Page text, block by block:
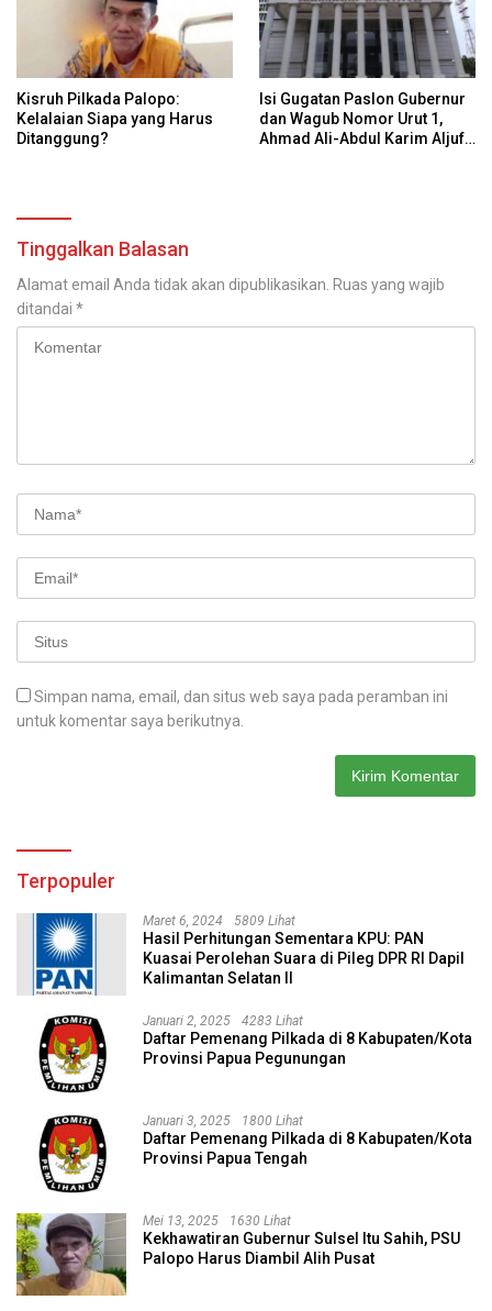
Kisruh Pilkada Palopo:
Kelalaian Siapa yang Harus
Ditanggung?
Isi Gugatan Paslon Gubernur
dan Wagub Nomor Urut 1,
Ahmad Ali-Abdul Karim Aljufri
Tinggalkan Balasan
Alamat email Anda tidak akan dipublikasikan. Ruas yang wajib
ditandai *
Simpan nama, email, dan situs web saya pada peramban ini
untuk komentar saya berikutnya.
Terpopuler
Maret 6, 2024 5809 Lihat
Hasil Perhitungan Sementara KPU: PAN
Kuasai Perolehan Suara di Pileg DPR RI Dapil
Kalimantan Selatan II
Januari 2, 2025 4283 Lihat
Daftar Pemenang Pilkada di 8 Kabupaten/Kota
Provinsi Papua Pegunungan
Januari 3, 2025 1800 Lihat
Daftar Pemenang Pilkada di 8 Kabupaten/Kota
Provinsi Papua Tengah
Mei 13, 2025 1630 Lihat
Kekhawatiran Gubernur Sulsel Itu Sahih, PSU
Palopo Harus Diambil Alih Pusat